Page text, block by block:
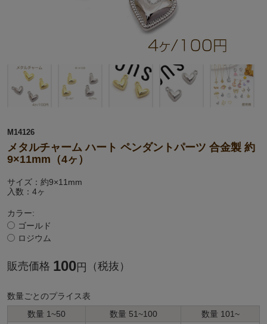
M14126
メタルチャーム ハート ペンダントパーツ 合金製 約
9×11mm（4ヶ）
サイズ：約9×11mm
入数：4ヶ
カラー:
ゴールド
ロジウム
販売価格 100円 （税抜）
数量ごとのプライス表
数量 1~50
数量 51~100
数量 101~